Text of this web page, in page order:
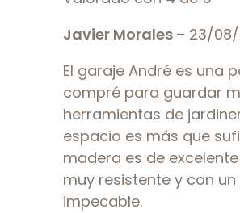
Javier Morales – 23/08/
El garaje André es una
compré para guardar
herramientas de
espacio es más que
madera es de
muy resistente y con
impecable.